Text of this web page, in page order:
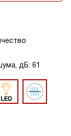
дБ: 61